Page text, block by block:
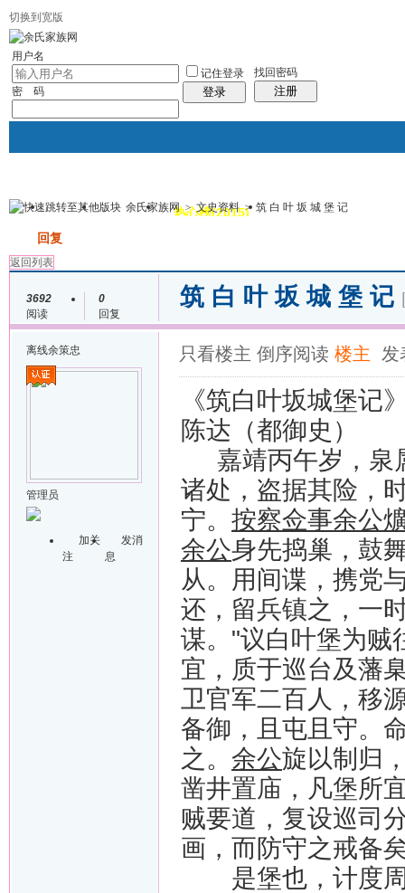
切换到宽版
用户名
密 码
记住登录
登录
找回密码
注册
我的 讨论区 热心榜(2015) 风采堂
余氏家族网 > 文史资料 > 筑 白 叶 坂 城 堡 记
回复
返回列表
3692
阅读
0
回复
筑 白 叶 坂 城 堡 记
离线余策忠
管理员
加关
注
发消
息
只看楼主 倒序阅读 楼主 发
《筑白叶坂城堡记
陈达（都御史）
嘉靖丙午岁，泉
诸处，盗据其险，
宁。 按察佥事余公
余公身先捣巢，鼓
从。用间谍，携党
还，留兵镇之，一
谋。 "议白叶堡为贼
宜，质于巡台及藩
卫官军二百人，移
备御，且屯且守。
之。 余公旋以制归
凿井置庙，凡堡所
贼要道，复设巡司
画，而防守之戒备
是堡也，计度周